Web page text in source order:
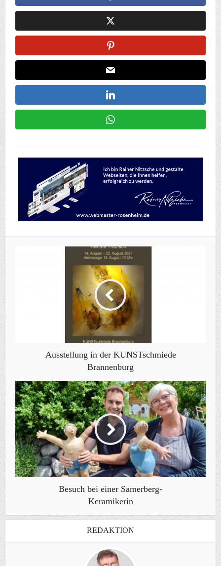
Ausstellung in der KUNSTschmiede
Brannenburg
Besuch bei einer Samerberg-
Keramikerin
REDAKTION